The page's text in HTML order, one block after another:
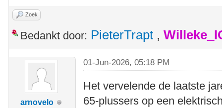
Zoek
Bedankt door: PieterTrapt ,
arnovelo
01-Jun-2026, 05:18 PM
Het vervelende de laatste
65-plussers op een